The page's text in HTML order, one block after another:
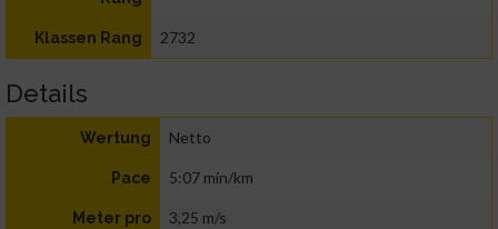
Klassen Rang 2732
Details
Wertung Netto
Pace 5:07 min/km
Meter pro
3,25 m/s